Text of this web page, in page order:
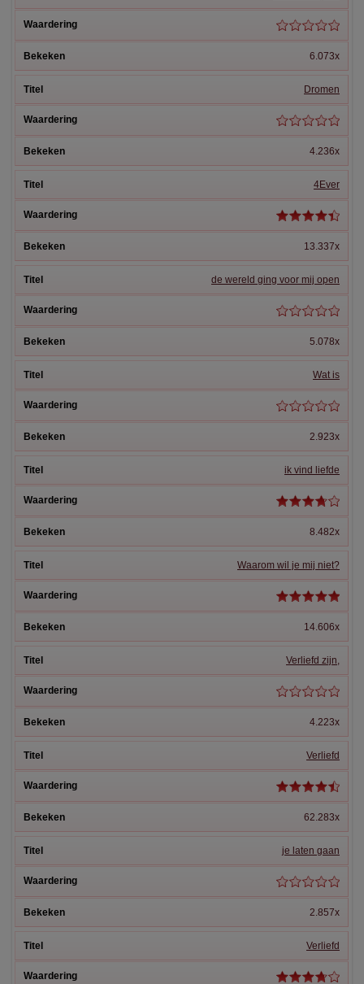
6.073x
Dromen
4.236x
4Ever
13.337x
de wereld ging voor mij open
5.078x
Wat is
2.923x
ik vind liefde
8.482x
Waarom wil je mij niet?
14.606x
Verliefd zijn,
4.223x
Verliefd
62.283x
je laten gaan
2.857x
Verliefd